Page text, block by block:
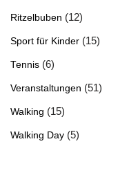
Ritzelbuben (12)
Sport für Kinder (15)
Tennis (6)
Veranstaltungen (51)
Walking (15)
Walking Day (5)